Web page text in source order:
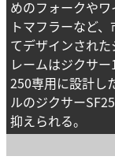
めのフォークや
トマフラーなど
てデザインされ
レームはジクサ
250専用に設計し
ルのジクサー
抑えられる。